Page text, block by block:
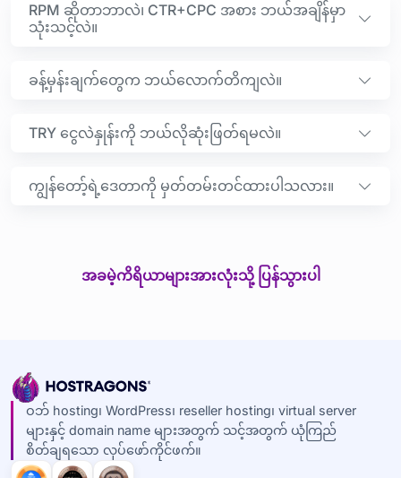
RPM ဆိုတာဘာလဲ၊ CTR+CPC အစား ဘယ်အချိန်မှာ
သုံးသင့်လဲ။
ခန့်မှန်းချက်တွေက ဘယ်လောက်တိကျလဲ။
TRY ငွေလဲနှုန်းကို ဘယ်လိုဆုံးဖြတ်ရမလဲ။
ကျွန်တော့်ရဲ့ဒေတာကို မှတ်တမ်းတင်ထားပါသလား။
အခမဲ့ကိရိယာများအားလုံးသို့ ပြန်သွားပါ
ဝဘ် hosting၊ WordPress၊ reseller hosting၊ virtual server
များနှင့် domain name များအတွက် သင့်အတွက် ယုံကြည်
စိတ်ချရသော လုပ်ဖော်ကိုင်ဖက်။